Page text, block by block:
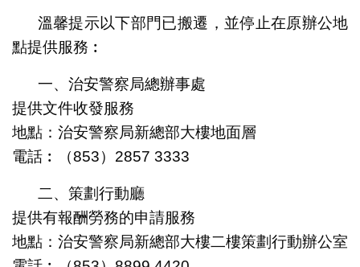
溫馨提示以下部門已搬遷，並停止在原辦公地
點提供服務︰
一、治安警察局總辦事處
提供文件收發服務
地點：治安警察局新總部大樓地面層
電話︰（853）2857 3333
二、策劃行動廳
提供有報酬勞務的申請服務
地點：治安警察局新總部大樓二樓策劃行動辦公室